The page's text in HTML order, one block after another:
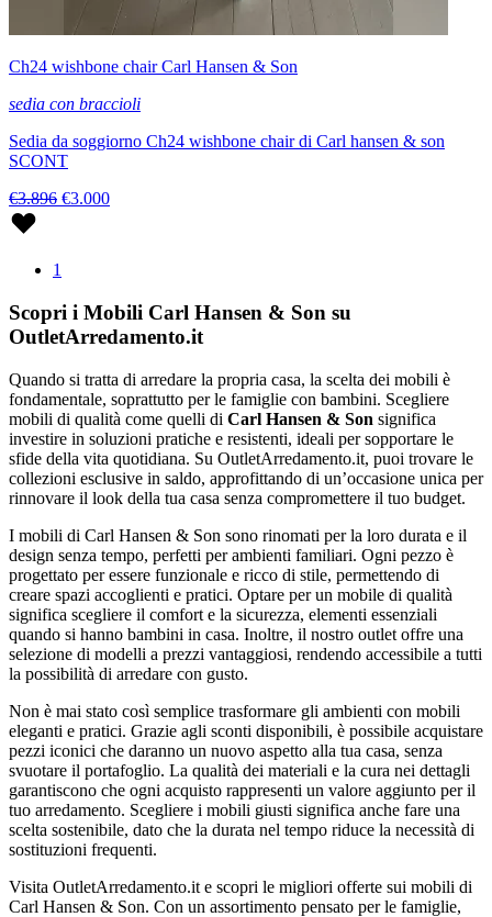
Ch24 wishbone chair Carl Hansen & Son
sedia con braccioli
Sedia da soggiorno Ch24 wishbone chair di Carl hansen & son
SCONT
€3.896 €3.000
1
Scopri i Mobili Carl Hansen & Son su
OutletArredamento.it
Quando si tratta di arredare la propria casa, la scelta dei mobili è
fondamentale, soprattutto per le famiglie con bambini. Scegliere
mobili di qualità come quelli di Carl Hansen & Son significa
investire in soluzioni pratiche e resistenti, ideali per sopportare le
sfide della vita quotidiana. Su OutletArredamento.it, puoi trovare le
collezioni esclusive in saldo, approfittando di un’occasione unica per
rinnovare il look della tua casa senza compromettere il tuo budget.
I mobili di Carl Hansen & Son sono rinomati per la loro durata e il
design senza tempo, perfetti per ambienti familiari. Ogni pezzo è
progettato per essere funzionale e ricco di stile, permettendo di
creare spazi accoglienti e pratici. Optare per un mobile di qualità
significa scegliere il comfort e la sicurezza, elementi essenziali
quando si hanno bambini in casa. Inoltre, il nostro outlet offre una
selezione di modelli a prezzi vantaggiosi, rendendo accessibile a tutti
la possibilità di arredare con gusto.
Non è mai stato così semplice trasformare gli ambienti con mobili
eleganti e pratici. Grazie agli sconti disponibili, è possibile acquistare
pezzi iconici che daranno un nuovo aspetto alla tua casa, senza
svuotare il portafoglio. La qualità dei materiali e la cura nei dettagli
garantiscono che ogni acquisto rappresenti un valore aggiunto per il
tuo arredamento. Scegliere i mobili giusti significa anche fare una
scelta sostenibile, dato che la durata nel tempo riduce la necessità di
sostituzioni frequenti.
Visita OutletArredamento.it e scopri le migliori offerte sui mobili di
Carl Hansen & Son. Con un assortimento pensato per le famiglie,